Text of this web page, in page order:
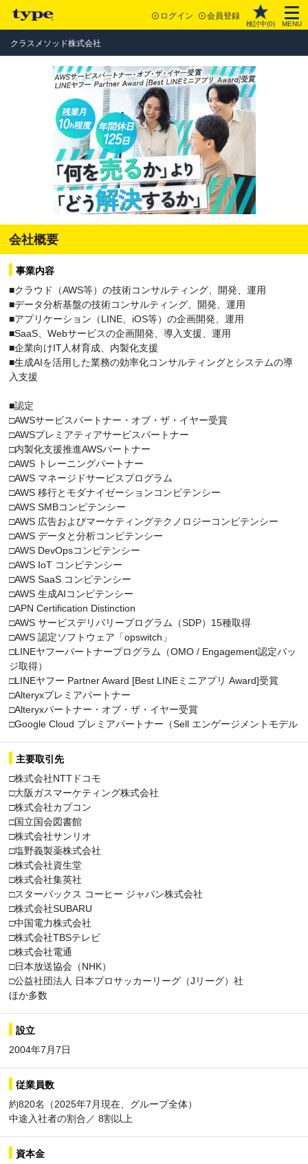
ログイン 会員登録
検討中(0) MENU
クラスメソッド株式会社
会社概要
事業内容
■クラウド（AWS等）の技術コンサルティング、開発、運用
■データ分析基盤の技術コンサルティング、開発、運用
■アプリケーション（LINE、iOS等）の企画開発、運用
■SaaS、Webサービスの企画開発、導入支援、運用
■企業向けIT人材育成、内製化支援
■生成AIを活用した業務の効率化コンサルティングとシステムの導
入支援
■認定
□AWSサービスパートナー・オブ・ザ・イヤー受賞
□AWSプレミアティアサービスパートナー
□内製化支援推進AWSパートナー
□AWS トレーニングパートナー
□AWS マネージドサービスプログラム
□AWS 移行とモダナイゼーションコンピテンシー
□AWS SMBコンピテンシー
□AWS 広告およびマーケティングテクノロジーコンピテンシー
□AWS データと分析コンピテンシー
□AWS DevOpsコンピテンシー
□AWS IoT コンピテンシー
□AWS SaaS コンピテンシー
□AWS 生成AIコンピテンシー
□APN Certification Distinction
□AWS サービスデリバリープログラム（SDP）15種取得
□AWS 認定ソフトウェア「opswitch」
□LINEヤフーパートナープログラム（OMO / Engagement認定バッ
ジ取得）
□LINEヤフー Partner Award [Best LINEミニアプリ Award]受賞
□Alteryxプレミアパートナー
□Alteryxパートナー・オブ・ザ・イヤー受賞
□Google Cloud プレミアパートナー（Sell エンゲージメントモデル
主要取引先
□株式会社NTTドコモ
□大阪ガスマーケティング株式会社
□株式会社カプコン
□国立国会図書館
□株式会社サンリオ
□塩野義製薬株式会社
□株式会社資生堂
□株式会社集英社
□スターバックス コーヒー ジャパン株式会社
□株式会社SUBARU
□中国電力株式会社
□株式会社TBSテレビ
□株式会社電通
□日本放送協会（NHK）
□公益社団法人 日本プロサッカーリーグ（Jリーグ）社
ほか多数
設立
2004年7月7日
従業員数
約820名（2025年7月現在、グループ全体）
中途入社者の割合／ 8割以上
資本金